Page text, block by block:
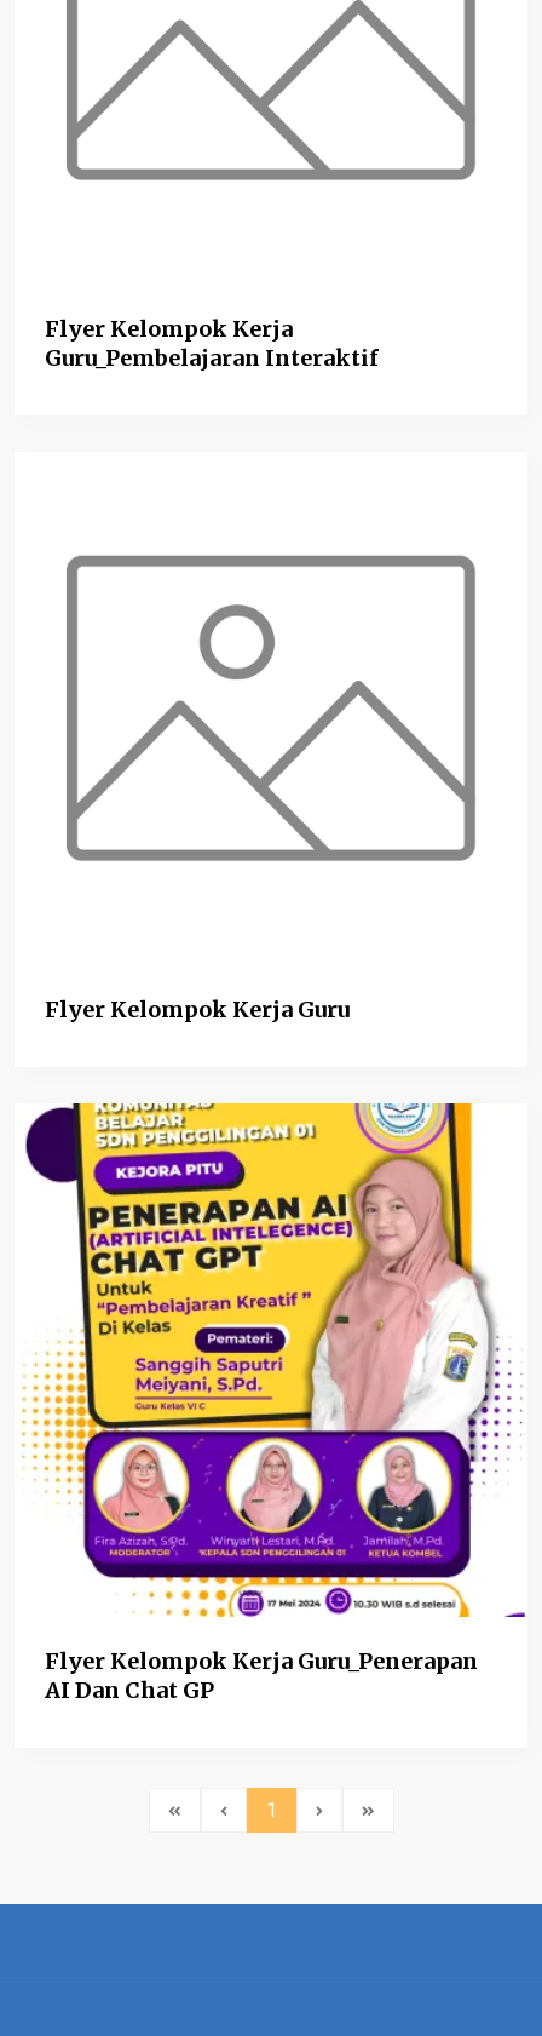
Flyer Kelompok Kerja
Guru_Pembelajaran Interaktif
Flyer Kelompok Kerja Guru
Flyer Kelompok Kerja Guru_Penerapan
AI Dan Chat GP
1